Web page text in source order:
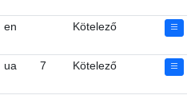
en Kötelező
ua 7 Kötelező